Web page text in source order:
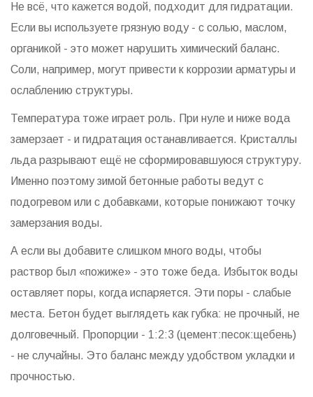
Не всё, что кажется водой, подходит для гидратации.
Если вы используете грязную воду - с солью, маслом,
органикой - это может нарушить химический баланс.
Соли, например, могут привести к коррозии арматуры и
ослаблению структуры.
Температура тоже играет роль. При нуле и ниже вода
замерзает - и гидратация останавливается. Кристаллы
льда разрывают ещё не сформировавшуюся структуру.
Именно поэтому зимой бетонные работы ведут с
подогревом или с добавками, которые понижают точку
замерзания воды.
А если вы добавите слишком много воды, чтобы
раствор был «пожиже» - это тоже беда. Избыток воды
оставляет поры, когда испаряется. Эти поры - слабые
места. Бетон будет выглядеть как губка: не прочный, не
долговечный. Пропорции - 1:2:3 (цемент:песок:щебень)
- не случайны. Это баланс между удобством укладки и
прочностью.